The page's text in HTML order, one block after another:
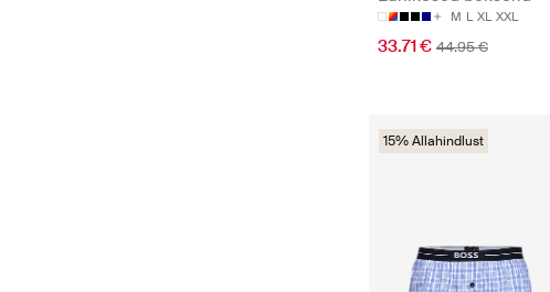
M L XL XXL
33.71 € 44.95 €
15% Allahindlust